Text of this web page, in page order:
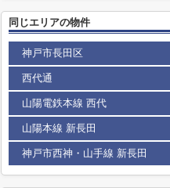
同じエリアの物件
神戸市長田区
西代通
山陽電鉄本線 西代
山陽本線 新長田
神戸市西神・山手線 新長田